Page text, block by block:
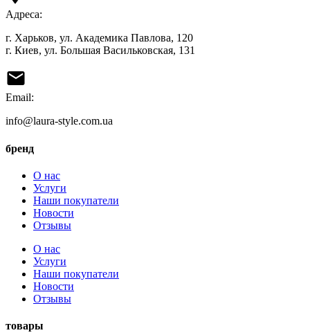
Адреса:
г. Харьков, ул. Академика Павлова, 120
г. Киев, ул. Большая Васильковская, 131
Email:
info@laura-style.com.ua
бренд
О нас
Услуги
Наши покупатели
Новости
Отзывы
О нас
Услуги
Наши покупатели
Новости
Отзывы
товары